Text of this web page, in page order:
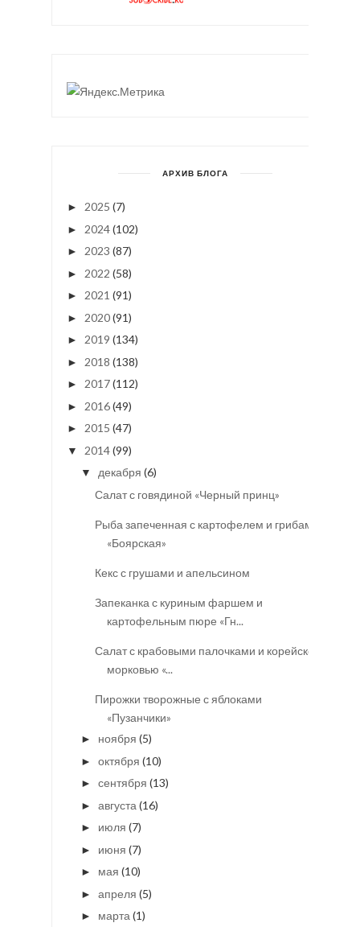
АРХИВ БЛОГА
► 2025 (7)
► 2024(102)
► 2023 (87)
► 2022 (58)
► 2021 (91)
► 2020(91)
► 2019 (134)
► 2018 (138)
► 2017(112)
► 2016(49)
► 2015 (47)
▼ 2014(99)
▼ декабря (6)
Салат с говядиной «Черный принц»
Рыба запеченная с картофелем и грибами
«Боярская»
Кекс с грушами и апельсином
Запеканка с куриным фаршем и
картофельным пюре «Гн...
Салат с крабовыми палочками и корейской
морковью «...
Пирожки творожные с яблоками
«Пузанчики»
► ноября (5)
► октября (10)
► сентября (13)
► августа (16)
► июля (7)
► июня (7)
► мая (10)
► апреля (5)
► марта (1)